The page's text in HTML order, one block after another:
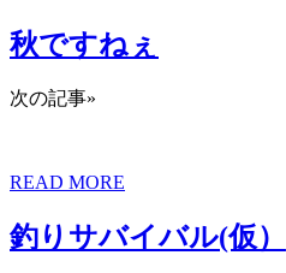
秋ですねぇ
次の記事»
READ MORE
釣りサバイバル(仮）